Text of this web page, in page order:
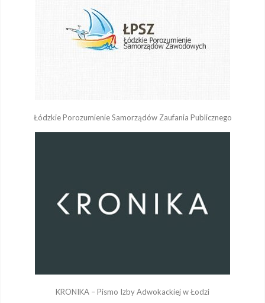
Łódzkie Porozumienie Samorządów Zaufania Publicznego
KRONIKA – Pismo Izby Adwokackiej w Łodzi